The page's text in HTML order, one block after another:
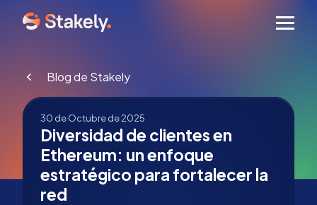
Blog de Stakely
30 de Octubre de 2025
Diversidad de clientes en
Ethereum: un enfoque
estratégico para fortalecer la
red